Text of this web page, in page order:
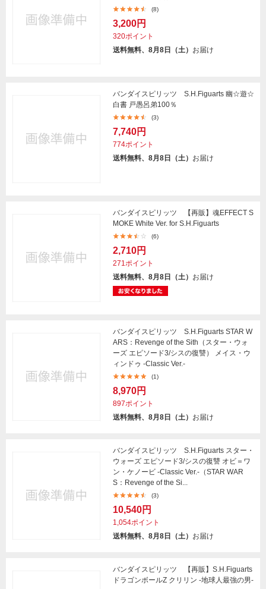
(8)
3,200円
320ポイント
送料無料、8月8日（土） お届け
バンダイスピリッツ S.H.Figuarts 幽☆遊☆
白書 戸愚呂弟100％
(3)
7,740円
774ポイント
送料無料、8月8日（土） お届け
バンダイスピリッツ 【再販】魂EFFECT S
MOKE White Ver. for S.H.Figuarts
(6)
2,710円
271ポイント
送料無料、8月8日（土） お届け
バンダイスピリッツ S.H.Figuarts STAR W
ARS：Revenge of the Sith（スター・ウォ
ーズ エピソード3/シスの復讐） メイス・ウ
ィンドゥ -Classic Ver.-
(1)
8,970円
897ポイント
送料無料、8月8日（土） お届け
バンダイスピリッツ S.H.Figuarts スター・
ウォーズ エピソード3/シスの復讐 オビ＝ワ
ン・ケノービ -Classic Ver.-（STAR WAR
S：Revenge of the Si...
(3)
10,540円
1,054ポイント
送料無料、8月8日（土） お届け
バンダイスピリッツ 【再販】S.H.Figuarts
ドラゴンボールZ クリリン -地球人最強の男-